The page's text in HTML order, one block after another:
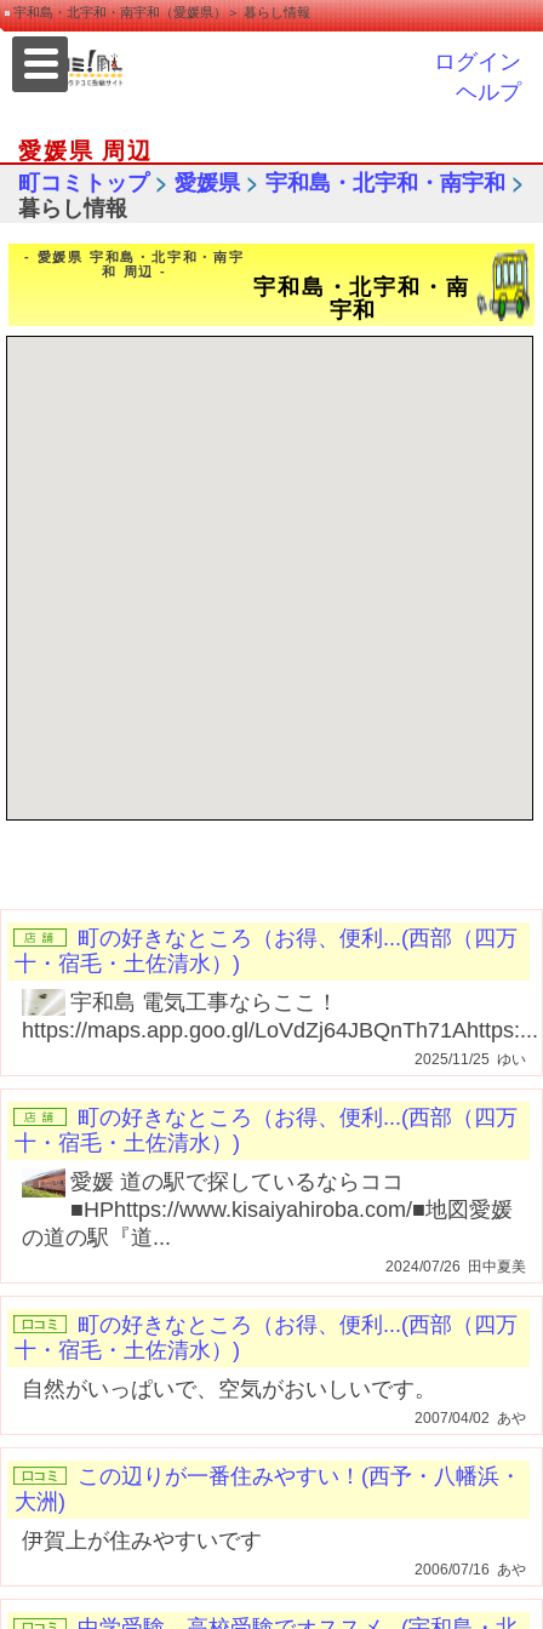
宇和島・北宇和・南宇和（愛媛県）＞ 暮らし情報
ログイン
ヘルプ
愛媛県 周辺
町コミトップ> 愛媛県> 宇和島・北宇和・南宇和 >
暮らし情報
- 愛媛県 宇和島・北宇和・南宇
和 周辺 -
宇和島・北宇和・南
宇和
町の好きなところ（お得、便利...(西部（四万
十・宿毛・土佐清水）)
宇和島 電気工事ならここ！
https://maps.app.goo.gl/LoVdZj64JBQnTh71Ahttps:...
2025/11/25 ゆい
町の好きなところ（お得、便利...(西部（四万
十・宿毛・土佐清水）)
愛媛 道の駅で探しているならココ
■HPhttps://www.kisaiyahiroba.com/■地図愛媛
の道の駅『道...
2024/07/26 田中夏美
町の好きなところ（お得、便利...(西部（四万
十・宿毛・土佐清水）)
自然がいっぱいで、空気がおいしいです。
2007/04/02 あや
この辺りが一番住みやすい！(西予・八幡浜・
大洲)
伊賀上が住みやすいです
2006/07/16 あや